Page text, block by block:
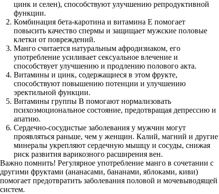
цинк и селен), способствуют улучшению репродуктивной
функции.
Комбинация бета-каротина и витамина Е помогает
повысить качество спермы и защищает мужские половые
клетки от повреждений.
Манго считается натуральным афродизиаком, его
употребление усиливает сексуальное влечение и
способствует улучшению и продлению полового акта.
Витамины и цинк, содержащиеся в этом фрукте,
способствуют повышению потенции и улучшению
эректильной функции.
Витамины группы B помогают нормализовать
психоэмоциональное состояние, предотвращая депрессию и
апатию.
Сердечно-сосудистые заболевания у мужчин могут
проявляться раньше, чем у женщин. Калий, магний и другие
минералы укрепляют сердечную мышцу и сосуды, снижая
риск развития варикозного расширения вен.
Важно помнить! Регулярное употребление манго в сочетании с
другими фруктами (ананасами, бананами, яблоками, киви)
помогает предотвратить заболевания половой и мочевыводящей
систем.